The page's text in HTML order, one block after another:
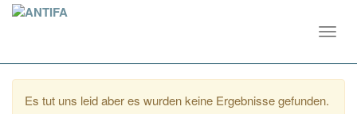
Es tut uns leid aber es wurden keine Ergebnisse gefunden.